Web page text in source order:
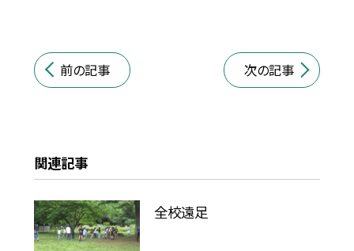
前の記事 次の記事
関連記事
全校遠足